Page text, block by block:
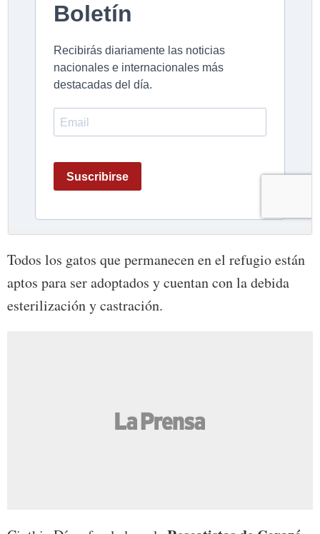
Todos los gatos que permanecen en el refugio están
aptos para ser adoptados y cuentan con la debida
esterilización y castración.